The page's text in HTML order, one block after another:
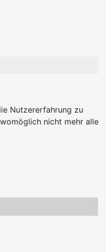
Nutzererfahrung zu
nicht mehr alle